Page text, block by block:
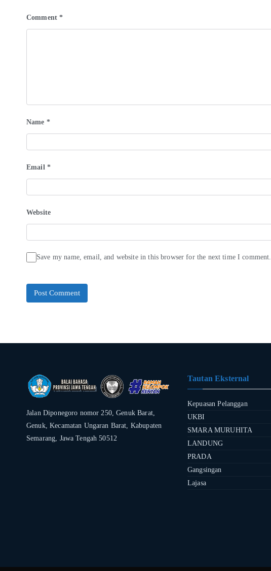
Comment*
Name *
Email *
Website
Save my name, email, and website in this browser for the next time I comment.
Jalan Diponegoro nomor 250, Genuk Barat,
Genuk, Kecamatan Ungaran Barat, Kabupaten
Semarang, Jawa Tengah 50512
Tautan Eksternal
Kepuasan Pelanggan
UKBI
SMARA MURUHITA
LANDUNG
PRADA
Gangsingan
Lajasa